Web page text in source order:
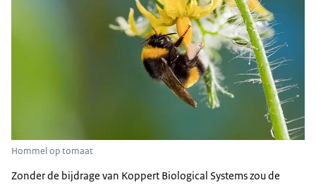
Hommel op tomaat
Zonder de bijdrage van Koppert Biological Systems zou de